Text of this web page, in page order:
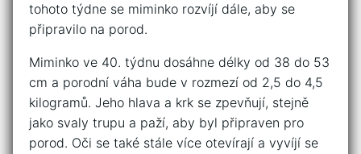
tohoto týdne se miminko rozvíjí dále, aby se
připravilo na porod.
Miminko ve 40. týdnu dosáhne délky od 38 do 53
cm a porodní váha bude v rozmezí od 2,5 do 4,5
kilogramů. Jeho hlava a krk se zpevňují, stejně
jako svaly trupu a paží, aby byl připraven pro
porod. Oči se také stále více otevírají a vyvíjí se